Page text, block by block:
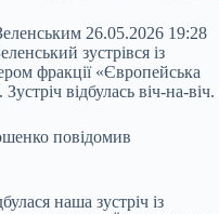
26.05.2026 19:28
зустрівся із
фракції «Європейська
відбулась віч-на-віч.
повідомив
наша зустріч із